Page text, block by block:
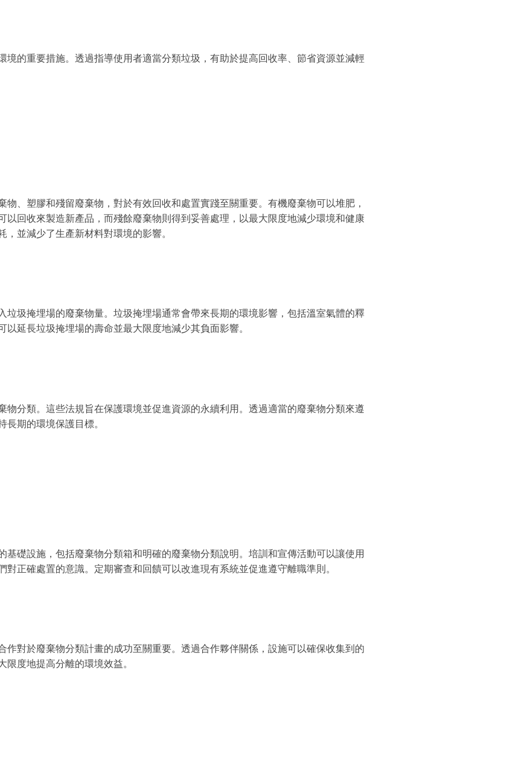
境的重要措施。透過指導使用者適當分類垃圾，有助於提高回收率、節省資源並減輕
物、塑膠和殘留廢棄物，對於有效回收和處置實踐至關重要。有機廢棄物可以堆肥，
以回收來製造新產品，而殘餘廢棄物則得到妥善處理，以最大限度地減少環境和健康
並減少了生產新材料對環境的影響。
垃圾掩埋場的廢棄物量。垃圾掩埋場通常會帶來長期的環境影響，包括溫室氣體的釋
以延長垃圾掩埋場的壽命並最大限度地減少其負面影響。
物分類。這些法規旨在保護環境並促進資源的永續利用。透過適當的廢棄物分類來遵
長期的環境保護目標。
基礎設施，包括廢棄物分類箱和明確的廢棄物分類說明。培訓和宣傳活動可以讓使用
對正確處置的意識。定期審查和回饋可以改進現有系統並促進遵守離職準則。
作對於廢棄物分類計畫的成功至關重要。透過合作夥伴關係，設施可以確保收集到的
限度地提高分離的環境效益。